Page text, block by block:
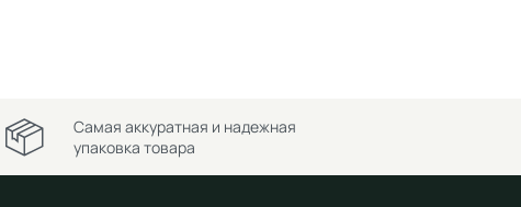
Самая аккуратная и надежная
упаковка товара